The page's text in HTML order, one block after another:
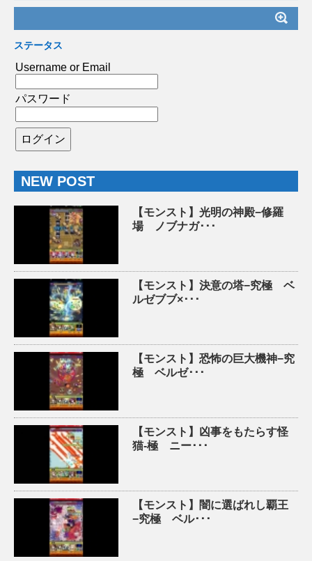
ステータス
Username or Email
パスワード
NEW POST
【モンスト】光明の神殿−修羅
場 ノブナガ･･･
【モンスト】決意の塔−究極 ベ
ルゼブブ×･･･
【モンスト】恐怖の巨大機神−究
極 ベルゼ･･･
【モンスト】凶事をもたらす怪
猫-極 ニー･･･
【モンスト】闇に選ばれし覇王
−究極 ベル･･･